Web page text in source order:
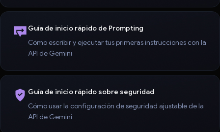
Guía de inicio rápido de Prompting
Cómo escribir y ejecutar tus primeras instrucciones con la
API de Gemini
Guía de inicio rápido sobre seguridad
Cómo usar la configuración de seguridad ajustable de la
API de Gemini